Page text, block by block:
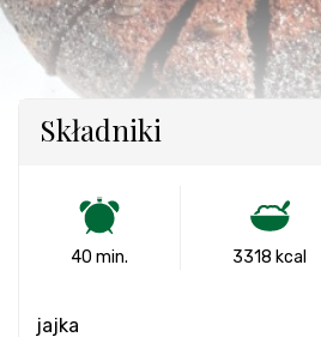
Składniki
40 min. 3318 kcal
jajka